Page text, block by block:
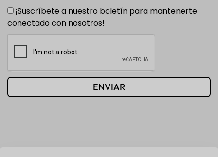
¡Suscríbete a nuestro boletín para mantenerte
conectado con nosotros!
ENVIAR